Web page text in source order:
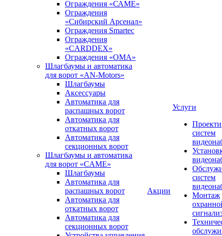
Ограждения «САМЕ»
Ограждения
«Сибирский Арсенал»
Ограждения Smartec
Ограждения
«CARDDEX»
Ограждения «ОМА»
Шлагбаумы и автоматика
для ворот «AN-Motors»
Шлагбаумы
Аксессуары
Автоматика для
распашных ворот
Автоматика для
откатных ворот
Автоматика для
секционных ворот
Шлагбаумы и автоматика
для ворот «CAME»
Шлагбаумы
Автоматика для
распашных ворот
Автоматика для
откатных ворот
Автоматика для
секционных ворот
Акции
Услуги
систем
систем
Монтаж